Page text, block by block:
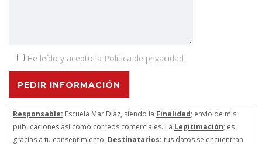
He leído y acepto la Política de privacidad
PEDIR INFORMACIÓN
Responsable: Escuela Mar Díaz, siendo la Finalidad; envío de mis
publicaciones así como correos comerciales. La Legitimación; es
gracias a tu consentimiento. Destinatarios: tus datos se encuentran